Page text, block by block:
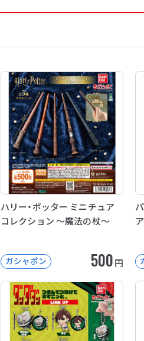
ハリー・ポッター ミニチュア
コレクション ～魔法の杖～
ガシャポン 500円